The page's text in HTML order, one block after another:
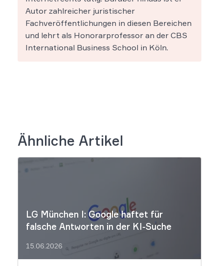
Autor zahlreicher juristischer
Fachveröffentlichungen in diesen Bereichen
und lehrt als Honorarprofessor an der CBS
International Business School in Köln.
Ähnliche Artikel
LG München I: Google haftet für
falsche Antworten in der KI-Suche
15.06.2026